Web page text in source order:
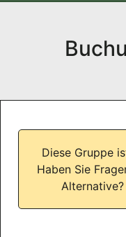
Diese Gruppe
Haben Sie
Alternative?